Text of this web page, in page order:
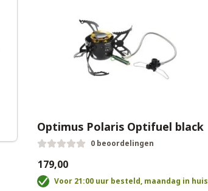
Optimus Polaris Optifuel black
0 beoordelingen
€179,00
Voor 21:00 uur besteld, maandag in huis